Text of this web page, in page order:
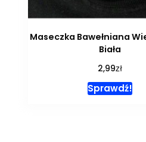
Maseczka Bawełniana
Biała
2,99zł
Sprawdź!